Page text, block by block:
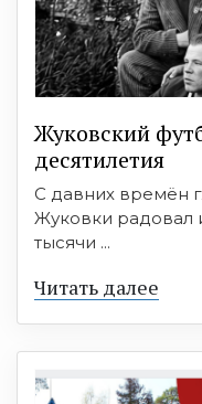
Жуковский
десятилетия
С давних времён
Жуковки радовал
тысячи ...
Читать далее